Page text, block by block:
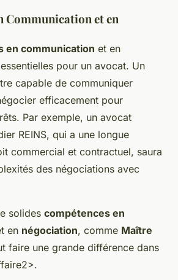
Communication et en
en communication et en
pour un avocat. Un
capable de communiquer
efficacement pour
Par exemple, un avocat
REINS, qui a une longue
commercial et contractuel, saura
des négociations avec
solides compétences en
en négociation, comme Maître
faire une grande différence dans